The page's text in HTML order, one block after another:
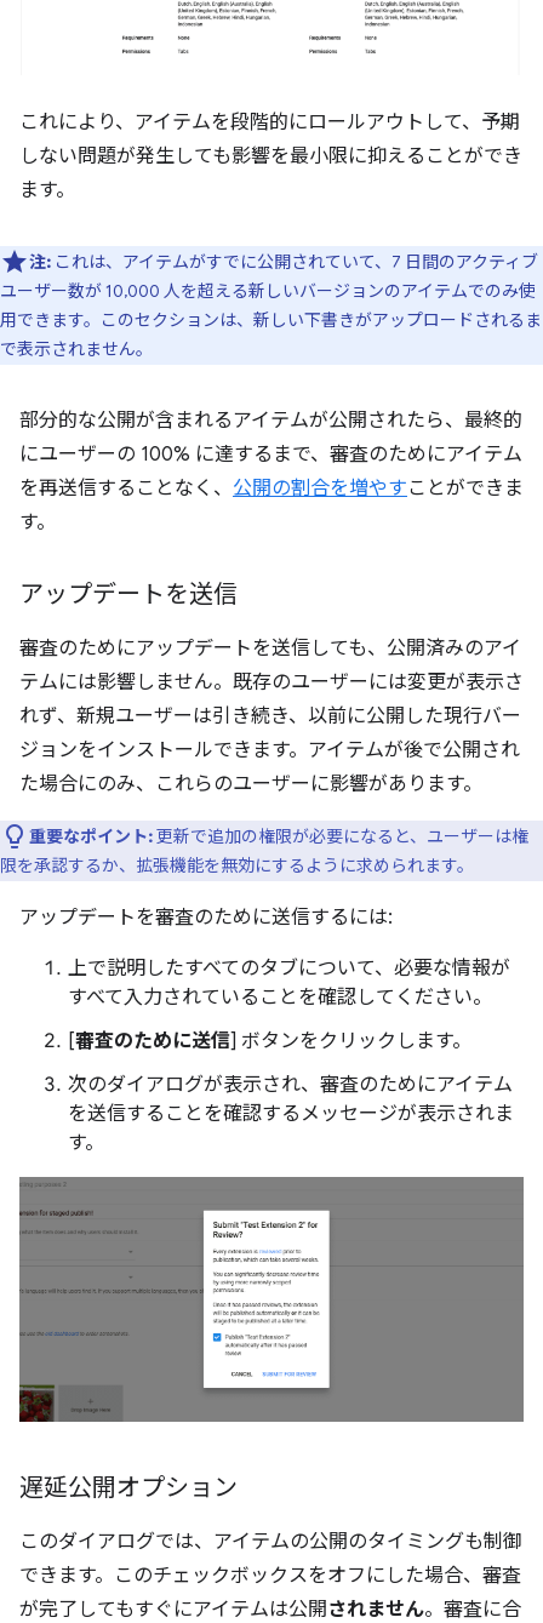
これにより、アイテムを段階的にロールアウトして、予期
しない問題が発生しても影響を最小限に抑えることができ
ます。
注: これは、アイテムがすでに公開されていて、 7 日間のアクティブ
ユーザー数が 10,000 人を超える新しいバージョンのアイテムでのみ使
用できます。
このセクションは、新しい下書きがアップロードされるま
で表示されません。
部分的な公開が含まれるアイテムが公開されたら、最終的
にユーザーの 100% に達するまで、審査のためにアイテム
を再送信することなく、 公開の割合を増やす ことができま
す。
アップデートを送信
審査のためにアップデートを送信しても、公開済みのアイ
テムには影響しません。既存のユーザーには変更が表示さ
れず、新規ユーザーは引き続き、以前に公開した現行バー
ジョンをインストールできます。アイテムが後で公開され
た場合にのみ、これらのユーザーに影響があります。
重要なポイント:更新で追加の権限が必要になると、ユーザーは権
限を承認するか、拡張機能を無効にするように求められます。
アップデートを審査のために送信するには:
上で説明したすべてのタブについて、必要な情報が
すべて入力されていることを確認してください。
[審査のために送信] ボタンをクリックします。
次のダイアログが表示され、審査のためにアイテム
を送信することを確認するメッセージが表示されま
す。
遅延公開オプション
このダイアログでは、アイテムの公開のタイミングも制御
できます。このチェックボックスをオフにした場合、審査
が完了してもすぐにアイテムは公開されません。審査に合